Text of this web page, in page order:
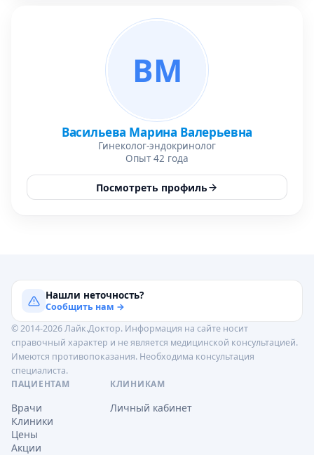
ВМ
Васильева Марина Валерьевна
Гинеколог-эндокринолог
Опыт 42 года
Посмотреть профиль
Нашли неточность?
Сообщить нам →
© 2014-2026 Лайк.Доктор. Информация на сайте носит
справочный характер и не является медицинской консультацией.
Имеются противопоказания. Необходима консультация
специалиста.
ПАЦИЕНТАМ
Врачи
Клиники
Цены
Акции
КЛИНИКАМ
Личный кабинет